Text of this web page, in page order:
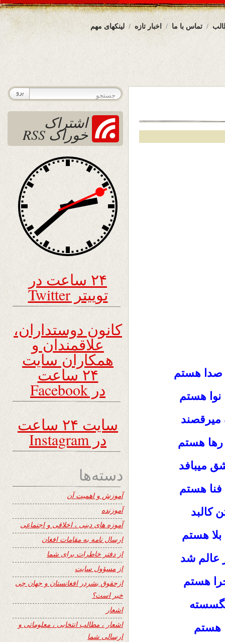
لینکهای مهم اخبار تازه تماس با ما
صدا هستم
نوا هستم
هستم
میبافد
هستم
کالبد
بلا هستم
عالم شد
هستم
هستم
اشتراک
خوراک RSS
۲۴ ساعت در
توییتر Twitter
کانون دوستداران،
علاقمندان و
همکاران سایت
۲۴ ساعت
در Facebook
سایت ۲۴ ساعت
در Instagram
دسته‌ها
آموزش و اهمیت آن
آموزنده
آموزه های دینی ، اخلاقی و اجتماعی
ارسال نامه به مقامات افغان
از دفتر خاطرات برای شما
از مسؤول سایت
ازحقوق بشردر افغانستان و جهان چی
خبر است؟
اشعار
اشعار ، مطالب انتخابی ، معلوماتی و
ارسالی شما